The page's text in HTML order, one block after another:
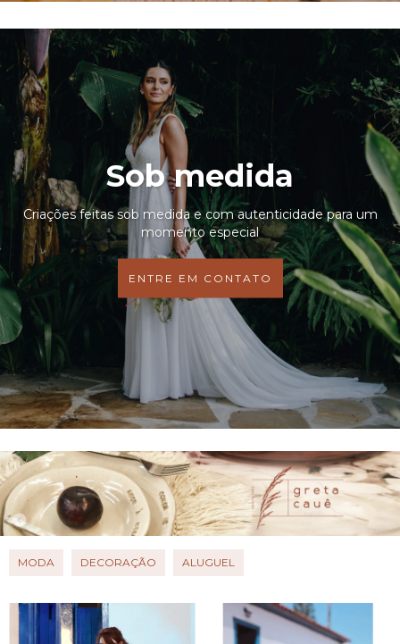
Sob medida
Criações feitas sob medida e com autenticidade para um
momento especial
ENTRE EM CONTATO
MODA DECORAÇÃO ALUGUEL